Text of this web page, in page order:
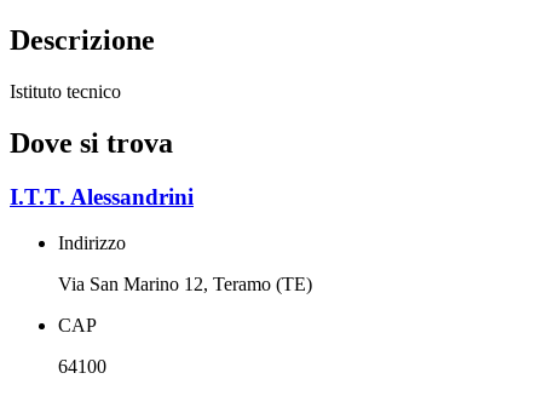
Descrizione
Istituto tecnico
Dove si trova
I.T.T. Alessandrini
Indirizzo
Via San Marino 12, Teramo (TE)
CAP
64100